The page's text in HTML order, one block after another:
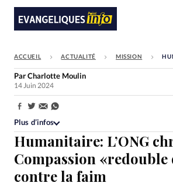
FAIRE UN DON
Faire un don
Eglises
Société
Bible
ACCUEIL ACTUALITÉ MISSION
Humanitaire: L’ONG
Compassion «redouble
contre la faim
ParCharlotte Moulin
14 Juin 2024
Partager:
Plus d’infos